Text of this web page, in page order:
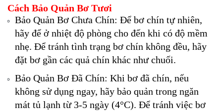
Cách Bảo Quản Bơ Tươi
Bảo Quản Bơ Chưa Chín: Để bơ chín tự nhiên,
hãy để ở nhiệt độ phòng cho đến khi có độ mềm
nhẹ. Để tránh tình trạng bơ chín không đều, hãy
đặt bơ gần các quả chín khác như chuối.
Bảo Quản Bơ Đã Chín: Khi bơ đã chín, nếu
không sử dụng ngay, hãy bảo quản trong ngăn
mát tủ lạnh từ 3-5 ngày (4°C). Để tránh việc bơ